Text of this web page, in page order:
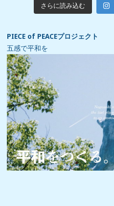
さらに読み込む
PIECE of PEACEプロジェクト
五感で平和を